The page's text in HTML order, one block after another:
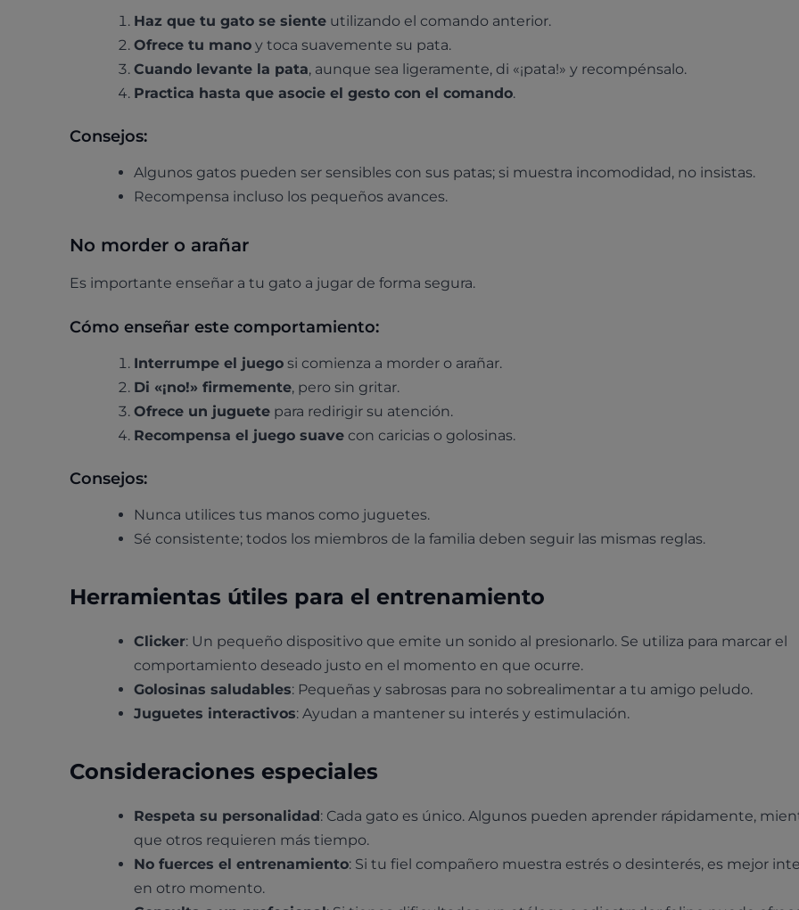
Haz que tu gato se siente utilizando el comando anterior.
Ofrece tu mano y toca suavemente su pata.
Cuando levante la pata, aunque sea ligeramente, di «¡pata!» y recompénsalo.
Practica hasta que asocie el gesto con el comando.
Consejos:
Algunos gatos pueden ser sensibles con sus patas; si muestra incomodidad, no insistas.
Recompensa incluso los pequeños avances.
No morder o arañar
Es importante enseñar a tu gato a jugar de forma segura.
Cómo enseñar este comportamiento:
Interrumpe el juego si comienza a morder o arañar.
Di «¡no!» firmemente, pero sin gritar.
Ofrece un juguete para redirigir su atención.
Recompensa el juego suave con caricias o golosinas.
Consejos:
Nunca utilices tus manos como juguetes.
Sé consistente; todos los miembros de la familia deben seguir las mismas reglas.
Herramientas útiles para el entrenamiento
Clicker: Un pequeño dispositivo que emite un sonido al presionarlo. Se utiliza para marcar el
comportamiento deseado justo en el momento en que ocurre.
Golosinas saludables: Pequeñas y sabrosas para no sobrealimentar a tu amigo peludo.
Juguetes interactivos: Ayudan a mantener su interés y estimulación.
Consideraciones especiales
Respeta su personalidad: Cada gato es único. Algunos pueden aprender rápidamente,
que otros requieren más tiempo.
No fuerces el entrenamiento: Si tu fiel compañero muestra estrés o desinterés, es mejor
en otro momento.